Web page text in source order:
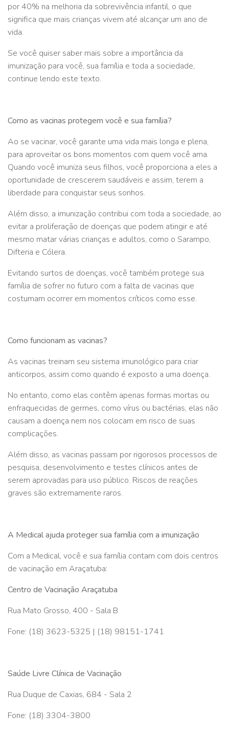
por 40% na melhoria da sobrevivência infantil, o que
significa que mais crianças vivem até alcançar um ano de
vida.
Se você quiser saber mais sobre a importância da
imunização para você, sua família e toda a sociedade,
continue lendo este texto.
Como as vacinas protegem você e sua família?
Ao se vacinar, você garante uma vida mais longa e plena,
para aproveitar os bons momentos com quem você ama.
Quando você imuniza seus filhos, você proporciona a eles a
oportunidade de crescerem saudáveis e assim, terem a
liberdade para conquistar seus sonhos.
Além disso, a imunização contribui com toda a sociedade, ao
evitar a proliferação de doenças que podem atingir e até
mesmo matar várias crianças e adultos, como o Sarampo,
Difteria e Cólera.
Evitando surtos de doenças, você também protege sua
família de sofrer no futuro com a falta de vacinas que
costumam ocorrer em momentos críticos como esse.
Como funcionam as vacinas?
As vacinas treinam seu sistema imunológico para criar
anticorpos, assim como quando é exposto a uma doença.
No entanto, como elas contêm apenas formas mortas ou
enfraquecidas de germes, como vírus ou bactérias, elas não
causam a doença nem nos colocam em risco de suas
complicações.
Além disso, as vacinas passam por rigorosos processos de
pesquisa, desenvolvimento e testes clínicos antes de
serem aprovadas para uso público. Riscos de reações
graves são extremamente raros.
A Medical ajuda proteger sua família com a imunização
Com a Medical, você e sua família contam com dois centros
de vacinação em Araçatuba:
Centro de Vacinação Araçatuba
Rua Mato Grosso, 400 - Sala B
Fone: (18) 3623-5325 | (18) 98151-1741
Saúde Livre Clínica de Vacinação
Rua Duque de Caxias, 684 - Sala 2
Fone: (18) 3304-3800